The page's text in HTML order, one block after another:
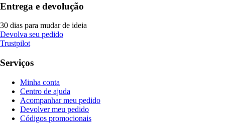
Entrega e devolução
30 dias para mudar de ideia
Devolva seu pedido
Trustpilot
Serviços
Minha conta
Centro de ajuda
Acompanhar meu pedido
Devolver meu pedido
Códigos promocionais